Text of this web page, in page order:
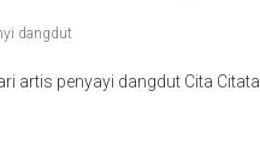
dangdut
artis penyayi dangdut Cita Citata.